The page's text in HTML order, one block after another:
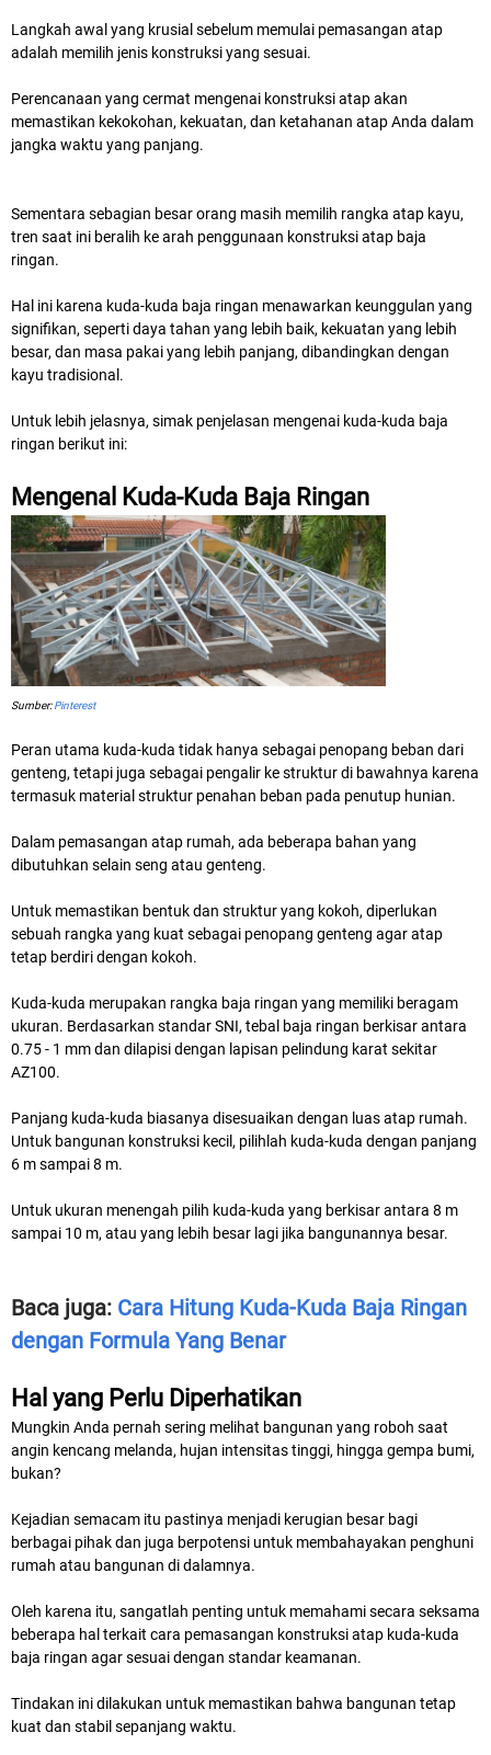
Langkah awal yang krusial sebelum memulai pemasangan atap
adalah memilih jenis konstruksi yang sesuai.
Perencanaan yang cermat mengenai konstruksi atap akan
memastikan kekokohan, kekuatan, dan ketahanan atap Anda dalam
jangka waktu yang panjang.
Sementara sebagian besar orang masih memilih rangka atap kayu,
tren saat ini beralih ke arah penggunaan konstruksi atap baja
ringan.
Hal ini karena kuda-kuda baja ringan menawarkan keunggulan yang
signifikan, seperti daya tahan yang lebih baik, kekuatan yang lebih
besar, dan masa pakai yang lebih panjang, dibandingkan dengan
kayu tradisional.
Untuk lebih jelasnya, simak penjelasan mengenai kuda-kuda baja
ringan berikut ini:
Mengenal Kuda-Kuda Baja Ringan
Sumber:Pinterest
Peran utama kuda-kuda tidak hanya sebagai penopang beban dari
genteng, tetapi juga sebagai pengalir ke struktur di bawahnya karena
termasuk material struktur penahan beban pada penutup hunian.
Dalam pemasangan atap rumah, ada beberapa bahan yang
dibutuhkan selain seng atau genteng.
Untuk memastikan bentuk dan struktur yang kokoh, diperlukan
sebuah rangka yang kuat sebagai penopang genteng agar atap
tetap berdiri dengan kokoh.
Kuda-kuda merupakan rangka baja ringan yang memiliki beragam
ukuran. Berdasarkan standar SNI, tebal baja ringan berkisar antara
0.75 - 1 mm dan dilapisi dengan lapisan pelindung karat sekitar
AZ100.
Panjang kuda-kuda biasanya disesuaikan dengan luas atap rumah.
Untuk bangunan konstruksi kecil, pilihlah kuda-kuda dengan panjang
6 m sampai 8 m.
Untuk ukuran menengah pilih kuda-kuda yang berkisar antara 8 m
sampai 10 m, atau yang lebih besar lagi jika bangunannya besar.
Baca juga: Cara Hitung Kuda-Kuda Baja Ringan
dengan Formula Yang Benar
Hal yang Perlu Diperhatikan
Mungkin Anda pernah sering melihat bangunan yang roboh saat
angin kencang melanda, hujan intensitas tinggi, hingga gempa bumi,
bukan?
Kejadian semacam itu pastinya menjadi kerugian besar bagi
berbagai pihak dan juga berpotensi untuk membahayakan penghuni
rumah atau bangunan di dalamnya.
Oleh karena itu, sangatlah penting untuk memahami secara seksama
beberapa hal terkait cara pemasangan konstruksi atap kuda-kuda
baja ringan agar sesuai dengan standar keamanan.
Tindakan ini dilakukan untuk memastikan bahwa bangunan tetap
kuat dan stabil sepanjang waktu.